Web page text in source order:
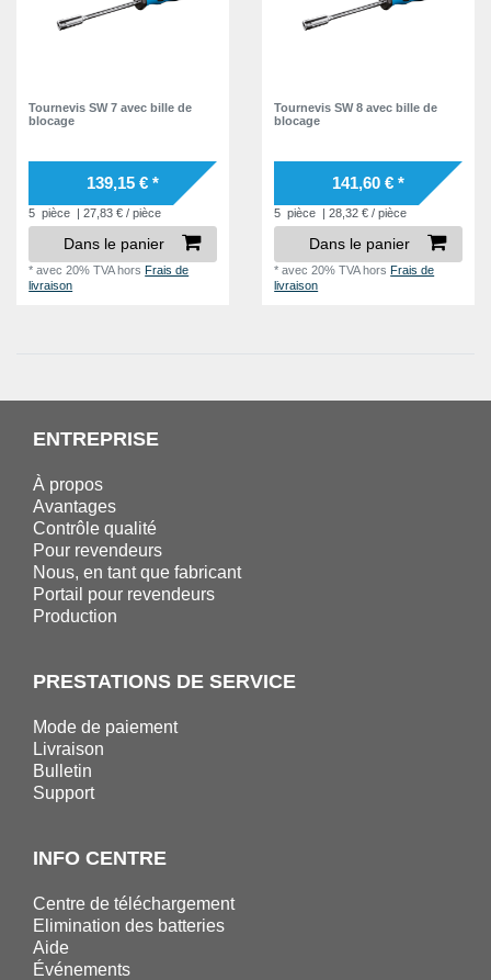
Tournevis SW 7 avec bille de
blocage
139,15 € *
5 pièce | 27,83 € / pièce
Dans le panier
*avec 20% TVAhorsFrais de
livraison
Tournevis SW 8 avec bille de
blocage
141,60 € *
5 pièce | 28,32 € / pièce
Dans le panier
*avec 20% TVAhorsFrais de
livraison
ENTREPRISE
À propos
Avantages
Contrôle qualité
Pour revendeurs
Nous, en tant que fabricant
Portail pour revendeurs
Production
PRESTATIONS DE SERVICE
Mode de paiement
Livraison
Bulletin
Support
INFO CENTRE
Centre de téléchargement
Elimination des batteries
Aide
Événements